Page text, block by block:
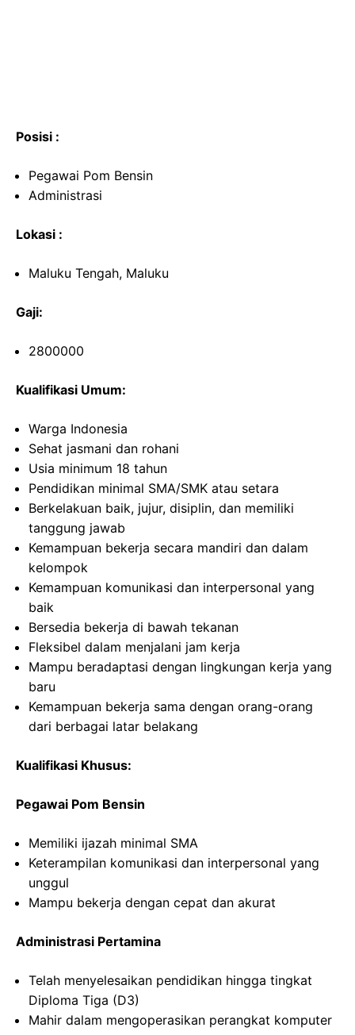
Posisi :
Pegawai Pom Bensin
Administrasi
Lokasi :
Maluku Tengah, Maluku
Gaji:
2800000
Kualifikasi Umum:
Warga Indonesia
Sehat jasmani dan rohani
Usia minimum 18 tahun
Pendidikan minimal SMA/SMK atau setara
Berkelakuan baik, jujur, disiplin, dan memiliki
tanggung jawab
Kemampuan bekerja secara mandiri dan dalam
kelompok
Kemampuan komunikasi dan interpersonal yang
baik
Bersedia bekerja di bawah tekanan
Fleksibel dalam menjalani jam kerja
Mampu beradaptasi dengan lingkungan kerja yang
baru
Kemampuan bekerja sama dengan orang-orang
dari berbagai latar belakang
Kualifikasi Khusus:
Pegawai Pom Bensin
Memiliki ijazah minimal SMA
Keterampilan komunikasi dan interpersonal yang
unggul
Mampu bekerja dengan cepat dan akurat
Administrasi Pertamina
Telah menyelesaikan pendidikan hingga tingkat
Diploma Tiga (D3)
Mahir dalam mengoperasikan perangkat komputer